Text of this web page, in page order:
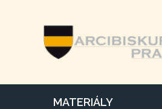
MATERIÁLY